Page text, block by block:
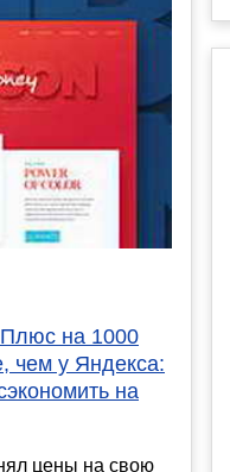
на 1000
чем у Яндекса:
на
цены на свою